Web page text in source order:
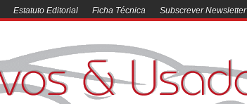
Estatuto Editorial Ficha Técnica Subscrever Newsletter